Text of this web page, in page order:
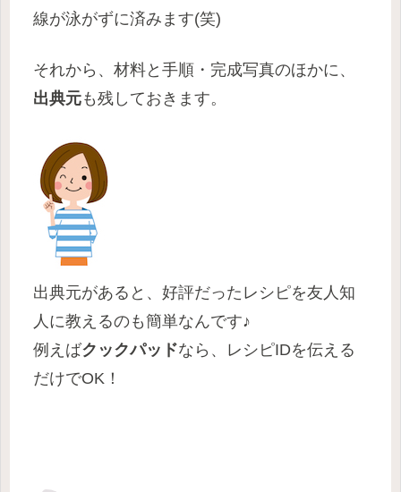
線が泳がずに済みます(笑)
それから、材料と手順・完成写真のほかに、
出典元も残しておきます。
出典元があると、好評だったレシピを友人知
人に教えるのも簡単なんです♪
例えばクックパッドなら、レシピIDを伝える
だけでOK！